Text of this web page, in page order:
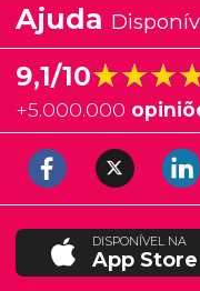
Ajuda
9,1/10
+5.000.000
DISPONÍVEL NA
App Store